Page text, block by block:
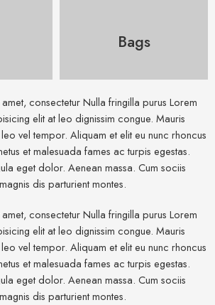
Bags
consectetur Nulla fringilla purus Lorem
elit at leo dignissim congue. Mauris
vel tempor. Aliquam et elit eu nunc rhoncus
et malesuada fames ac turpis egestas.
eget dolor. Aenean massa. Cum sociis
dis parturient montes.
consectetur Nulla fringilla purus Lorem
elit at leo dignissim congue. Mauris
vel tempor. Aliquam et elit eu nunc rhoncus
et malesuada fames ac turpis egestas.
eget dolor. Aenean massa. Cum sociis
dis parturient montes.